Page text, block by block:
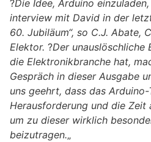
?Die Idee, Arduino
interview mit David in der
60. Jubiläum“, so C.J. Abate,
Elektor. ?Der unauslöschliche
die Elektronikbranche hat,
Gespräch in dieser Ausgabe
uns geehrt, dass das Arduino-
Herausforderung und die Zeit
um zu dieser wirklich
beizutragen.„